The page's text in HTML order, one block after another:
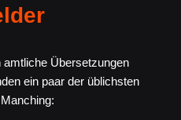
amtliche Übersetzungen
ein paar der üblichsten